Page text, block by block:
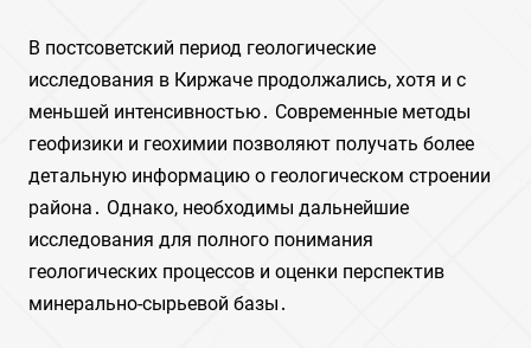
В постсоветский период геологические
исследования в Киржаче продолжались, хотя и с
меньшей интенсивностью․ Современные методы
геофизики и геохимии позволяют получать более
детальную информацию о геологическом строении
района․ Однако, необходимы дальнейшие
исследования для полного понимания
геологических процессов и оценки перспектив
минерально-сырьевой базы․